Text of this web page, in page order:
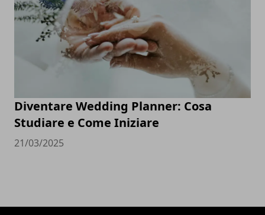
Diventare Wedding Planner: Cosa
Studiare e Come Iniziare
21/03/2025